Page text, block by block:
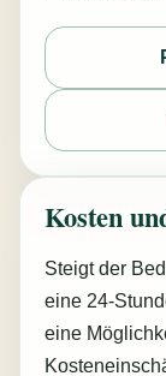
Kosten
Steigt der
eine 24-
eine